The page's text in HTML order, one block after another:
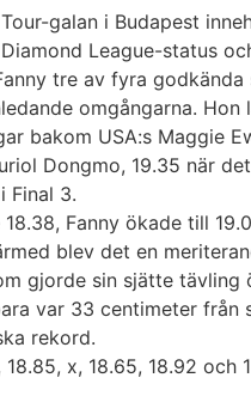
galan i Budapest
League-status
tre av fyra
omgångarna.
bakom USA:s Maggie
Dongmo, 19.35 när
Final 3.
Fanny ökade till
blev det en
gjorde sin sjätte tävling
var 33 centimeter från
rekord.
18.85, x, 18.65, 18.92 och